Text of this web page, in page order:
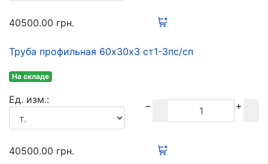
40500.00 грн.
Труба профильная 60х30х3 ст1-3пс/сп
На складе
Ед. изм.:
40500.00 грн.